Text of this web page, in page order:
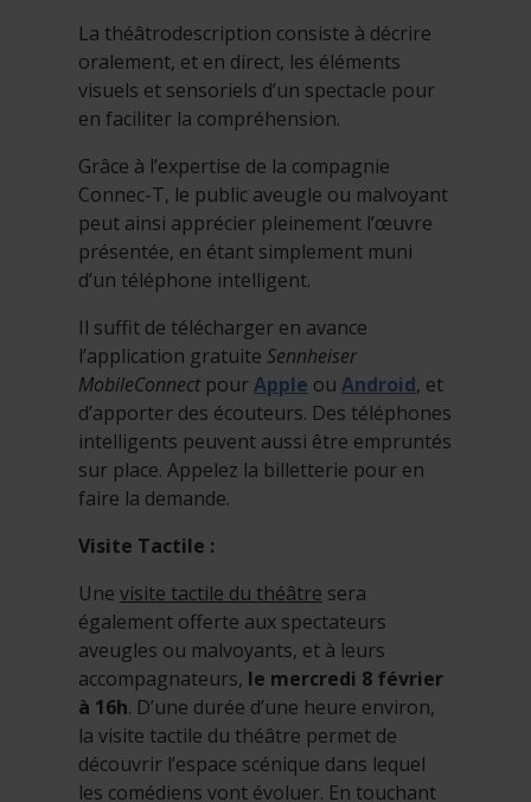
La théâtrodescription consiste à décrire
oralement, et en direct, les éléments
visuels et sensoriels d’un spectacle pour
en faciliter la compréhension.
Grâce à l’expertise de la compagnie
Connec-T, le public aveugle ou malvoyant
peut ainsi apprécier pleinement l’œuvre
présentée, en étant simplement muni
d’un téléphone intelligent.
Il suffit de télécharger en avance
l’application gratuite Sennheiser
MobileConnectpourApple ou Android, et
d’apporter des écouteurs. Des téléphones
intelligents peuvent aussi être empruntés
sur place. Appelez la billetterie pour en
faire la demande.
Visite Tactile :
Une visite tactile du théâtre sera
également offerte aux spectateurs
aveugles ou malvoyants, et à leurs
accompagnateurs, le mercredi 8 février
à 16h. D’une durée d’une heure environ,
la visite tactile du théâtre permet de
découvrir l’espace scénique dans lequel
les comédiens vont évoluer. En touchant